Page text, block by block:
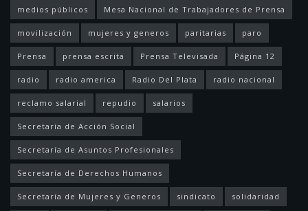
medios públicos Mesa Nacional de Trabajadores de Prensa
movilización mujeres y generos paritarias paro
Prensa prensa escrita Prensa Televisada Página 12
radio radio america Radio Del Plata radio nacional
reclamo salarial repudio salarios
Secretaría de Acción Social
Secretaría de Asuntos Profesionales
Secretaría de Derechos Humanos
Secretaría de Mujeres y Generos sindicato solidaridad